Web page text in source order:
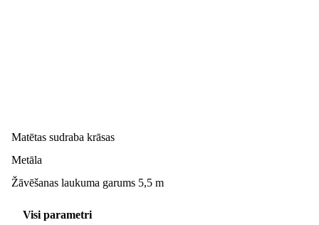
Matētas sudraba krāsas
Metāla
Žāvēšanas laukuma garums 5,5 m
Visi parametri